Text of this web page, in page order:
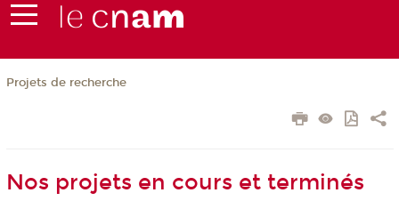
Projets de recherche
Nos projets en cours et terminés